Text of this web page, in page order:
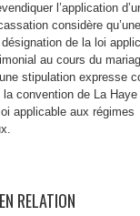
l’application
considère
de la loi
au cours du
stipulation expresse
la convention de La
applicable aux régimes
RELATION